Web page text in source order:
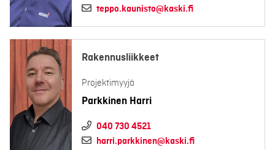
teppo.kaunisto@kaski.fi
Rakennusliikkeet
Projektimyyjä
Parkkinen Harri
040 730 4521
harri.parkkinen@kaski.fi